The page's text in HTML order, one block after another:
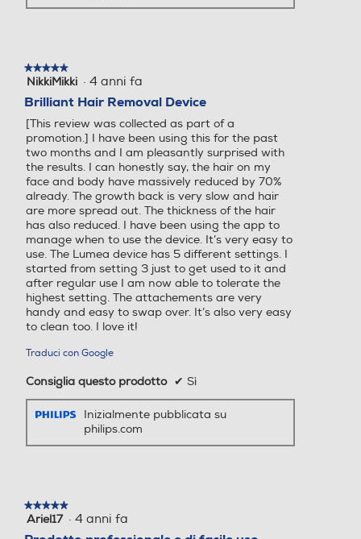
Altre caratteristiche
★★★★★
★★★★★
5
5
stelle.
NikkiMikki · 4 anni fa
Brilliant Hair Removal Device
[This review was collected as part of a
promotion.] I have been using this for the past
two months and I am pleasantly surprised with
the results. I can honestly say, the hair on my
face and body have massively reduced by 70%
already. The growth back is very slow and hair
are more spread out. The thickness of the hair
has also reduced. I have been using the app to
manage when to use the device. It’s very easy to
use. The Lumea device has 5 different settings. I
started from setting 3 just to get used to it and
after regular use I am now able to tolerate the
highest setting. The attachements are very
handy and easy to swap over. It’s also very easy
to clean too. I love it!
Traduci con Google
Consiglia questo prodotto ✔ Sì
Inizialmente pubblicata su
philips.com
★★★★★
★★★★★
5
Ariel17 · 4 anni fa